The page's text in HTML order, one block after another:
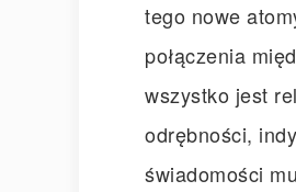
tego nowe
połączenia
wszystko jest
odrębności,
świadomości